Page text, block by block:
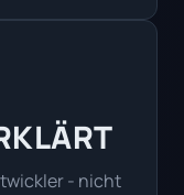
- nicht